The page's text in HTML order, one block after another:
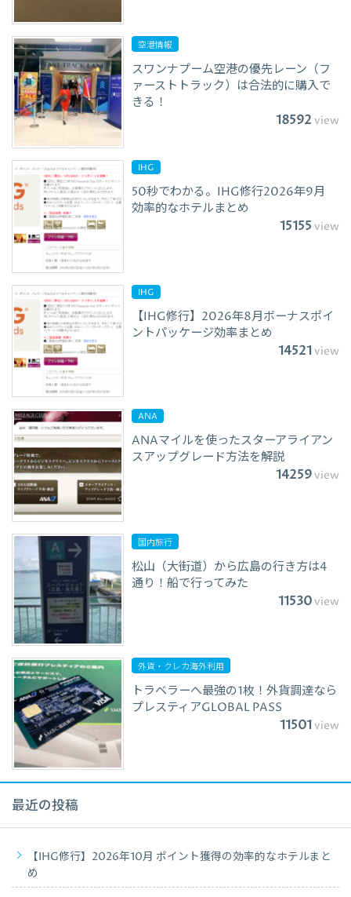
空港情報
スワンナプーム空港の優先レーン（フ
ァーストトラック）は合法的に購入で
きる！
18592 view
IHG
50秒でわかる。IHG修行2026年9月
効率的なホテルまとめ
15155 view
IHG
【IHG修行】2026年8月ボーナスポイ
ントパッケージ効率まとめ
14521view
ANA
ANAマイルを使ったスターアライアン
スアップグレード方法を解説
14259view
国内旅行
松山（大街道）から広島の行き方は4
通り！船で行ってみた
11530view
外貨・クレカ海外利用
トラベラーへ最強の1枚！外貨調達なら
プレスティアGLOBAL PASS
11501view
最近の投稿
【IHG修行】2026年10月 ポイント獲得の効率的なホテルまと
め